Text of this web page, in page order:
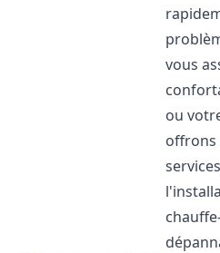
vous
ou
offrons